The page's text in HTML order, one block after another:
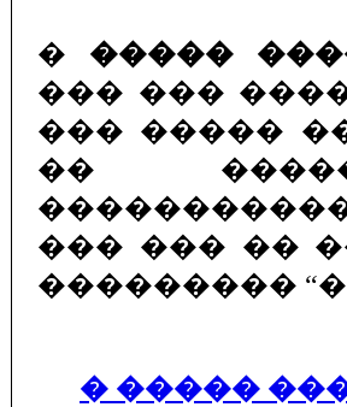
� �����
��� ���
��� �����
��
��� ��� ��
���������
� �����